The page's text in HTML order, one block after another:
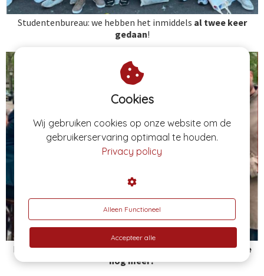
Studentenbureau: we hebben het inmiddels al twee keer
gedaan!
Bunq: funfacts over de stad en lokale lekkernijen.Wat wil je
nog meer?
Cookies
Wij gebruiken cookies op onze website om de
gebruikerservaring optimaal te houden.
Privacy policy
Alleen Functioneel
Accepteer alle